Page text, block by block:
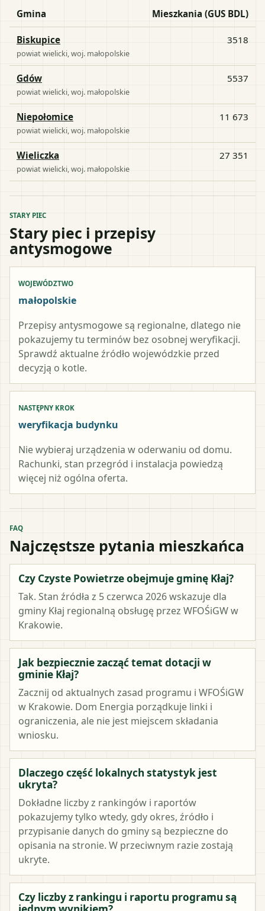
Gmina Mieszkania (GUS BDL)
Biskupice
powiatwielicki , woj. małopolskie
3518
Gdów
powiatwielicki , woj. małopolskie
5537
Niepołomice
powiatwielicki , woj. małopolskie
11 673
Wieliczka
powiatwielicki , woj. małopolskie
27 351
STARY PIEC
Stary piec i przepisy
antysmogowe
WOJEWÓDZTWO
małopolskie
Przepisy antysmogowe są regionalne, dlatego nie
pokazujemy tu terminów bez osobnej weryfikacji.
Sprawdź aktualne źródło wojewódzkie przed
decyzją o kotle.
NASTĘPNY KROK
weryfikacja budynku
Nie wybieraj urządzenia w oderwaniu od domu.
Rachunki, stan przegród i instalacja powiedzą
więcej niż ogólna oferta.
FAQ
Najczęstsze pytania mieszkańca
Czy Czyste Powietrze obejmuje gminę Kłaj?
Tak. Stan źródła z 5 czerwca 2026 wskazuje dla
gminy Kłaj regionalną obsługę przez WFOŚiGW w
Krakowie.
Jak bezpiecznie zacząć temat dotacji w
gminie Kłaj?
Zacznij od aktualnych zasad programu i WFOŚiGW
w Krakowie. Dom Energia porządkuje linki i
ograniczenia, ale nie jest miejscem składania
wniosku.
Dlaczego część lokalnych statystyk jest
ukryta?
Dokładne liczby z rankingów i raportów
pokazujemy tylko wtedy, gdy okres, źródło i
przypisanie danych do gminy są bezpieczne do
opisania na stronie. W przeciwnym razie zostają
ukryte.
Czy liczby z rankingu i raportu programu są